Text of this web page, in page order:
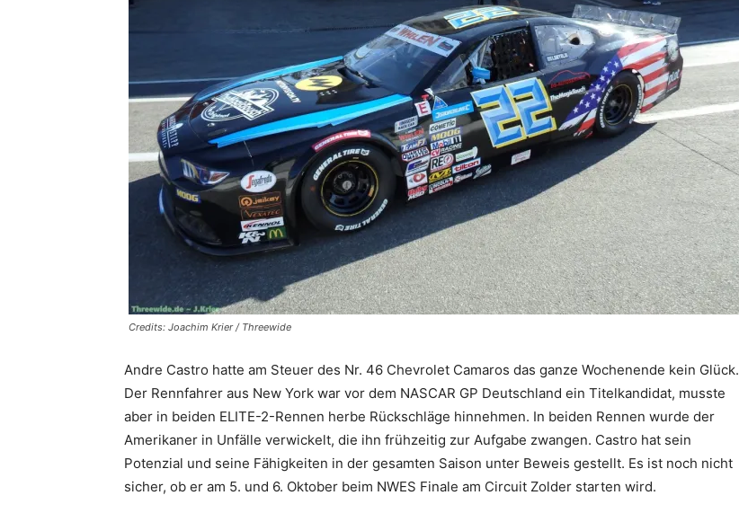
Credits: Joachim Krier / Threewide
Andre Castro hatte am Steuer des Nr. 46 Chevrolet Camaros das ganze Wochenende kein Glück.
Der Rennfahrer aus New York war vor dem NASCAR GP Deutschland ein Titelkandidat, musste
aber in beiden ELITE-2-Rennen herbe Rückschläge hinnehmen. In beiden Rennen wurde der
Amerikaner in Unfälle verwickelt, die ihn frühzeitig zur Aufgabe zwangen. Castro hat sein
Potenzial und seine Fähigkeiten in der gesamten Saison unter Beweis gestellt. Es ist noch nicht
sicher, ob er am 5. und 6. Oktober beim NWES Finale am Circuit Zolder starten wird.